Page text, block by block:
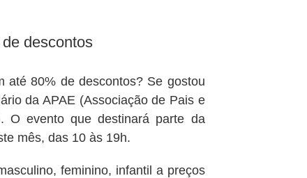
descontos
até 80% de descontos? Se gostou
da APAE (Associação de Pais e
O evento que destinará parte da
mês, das 10 às 19h.
feminino, infantil a preços